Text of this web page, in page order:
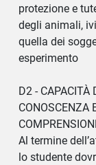
protezione e
degli animali,
quella dei
esperimento
D2 - CAPACITÀ
CONOSCENZA
Al termine
lo studente